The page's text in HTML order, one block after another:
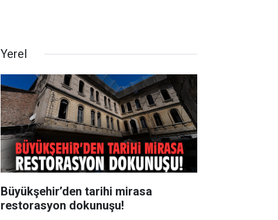
Yerel
Büyükşehir’den tarihi mirasa
restorasyon dokunuşu!